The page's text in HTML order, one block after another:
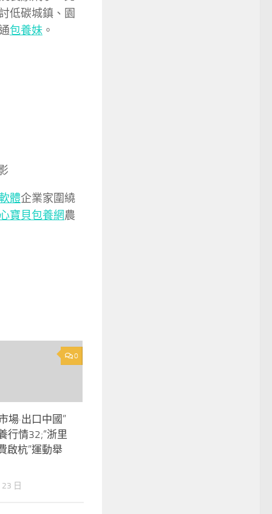
低碳城鎮、園
包養妹 。
體企業家圍繞
寶貝包養網農
0
場·出口中國”
行情32;“浙里
啟杭”運動舉
日